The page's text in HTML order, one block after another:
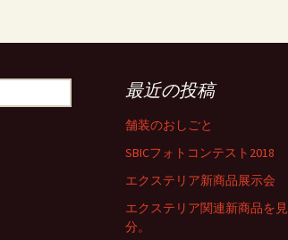
最近の投稿
舗装のおしごと
SBICフォトコンテスト2018
エクステリア新商品展示会
エクステリア関連新商品を見
分。